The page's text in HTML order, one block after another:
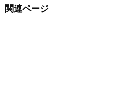
関連ページ